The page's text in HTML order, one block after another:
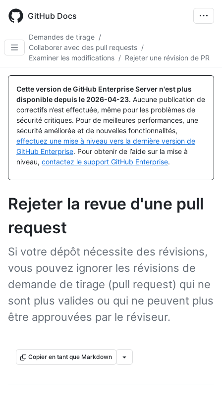
main
GitHub Docs
Demandes de tirage /
Collaborer avec des pull requests /
Examiner les modifications / Rejeter une révision de PR
Cette version de GitHub Enterprise Server n'est plus
disponible depuis le 2026-04-23. Aucune publication de
correctifs n’est effectuée, même pour les problèmes de
sécurité critiques. Pour de meilleures performances, une
sécurité améliorée et de nouvelles fonctionnalités,
effectuez une mise à niveau vers la dernière version de
GitHub Enterprise. Pour obtenir de l’aide sur la mise à
niveau, contactez le support GitHub Enterprise.
Rejeter la revue d'une pull
request
Si votre dépôt nécessite des révisions,
vous pouvez ignorer les révisions de
demande de tirage (pull request) qui ne
sont plus valides ou qui ne peuvent plus
être approuvées par le réviseur.
Copier en tant que Markdown